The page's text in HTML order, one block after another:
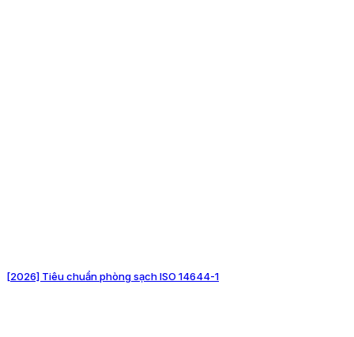
[2026] Tiêu chuẩn phòng sạch ISO 14644-1